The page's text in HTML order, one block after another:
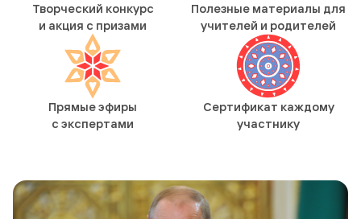
Творческий конкурс
и акция с призами
Полезные материалы для
учителей и родителей
Прямые эфиры
с экспертами
Сертификат каждому
участнику